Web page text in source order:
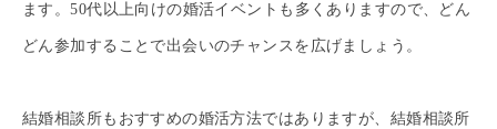
ます。50代以上向けの婚活イベントも多くありますので、どん
どん参加することで出会いのチャンスを広げましょう。
結婚相談所もおすすめの婚活方法ではありますが、結婚相談所